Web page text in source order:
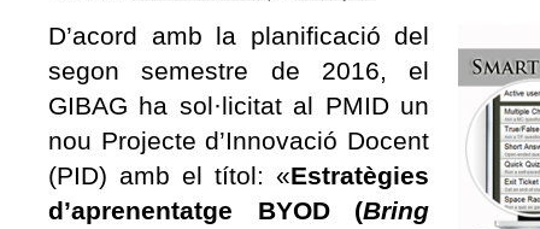
D’acord amb la planificació del
segon semestre de 2016, el
GIBAG ha sol·licitat al PMID un
nou Projecte d’Innovació Docent
(PID) amb el títol: «Estratègies
d’aprenentatge BYOD (Bring